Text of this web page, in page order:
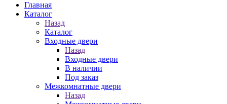
Главная
Каталог
Назад
Каталог
Входные двери
Назад
Входные двери
В наличии
Под заказ
Межкомнатные двери
Назад